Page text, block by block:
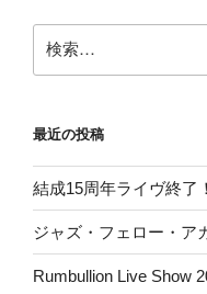
索:
最近の投稿
結成15周年ライヴ終了！
ジャズ・フェロー・ア
Rumbullion Live Show